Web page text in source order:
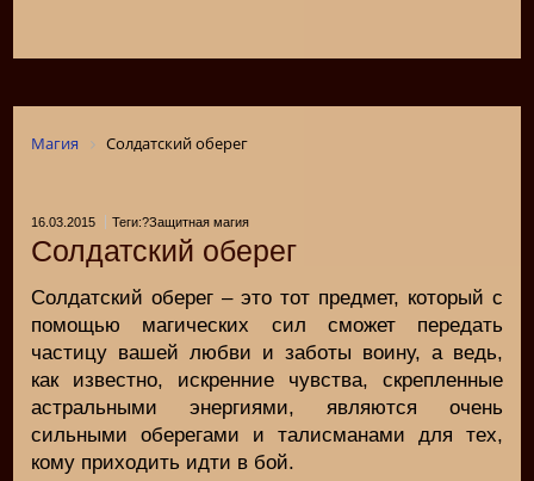
Магия Солдатский оберег
16.03.2015 Теги:?Защитная магия
Солдатский оберег
Солдатский оберег – это тот предмет, который с
помощью магических сил сможет передать
частицу вашей любви и заботы воину, а ведь,
как известно, искренние чувства, скрепленные
астральными энергиями, являются очень
сильными оберегами и талисманами для тех,
кому приходить идти в бой.